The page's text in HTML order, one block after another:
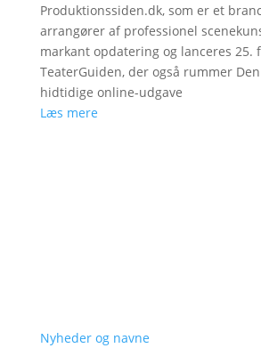
Produktionssiden.dk, som er et
arrangører af professionel
markant opdatering og lanceres 25.
TeaterGuiden, der også rummer
hidtidige online-udgave
Læs mere
Nyheder og navne